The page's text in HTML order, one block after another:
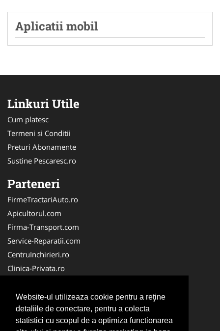
Website-ul utilizeaza cookie pentru a reţine
detaliile de conectare, pentru a colecta
statistici cu scopul de a optimiza functionarea
Aplicatii mobil
Linkuri Utile
Cum platesc
Termeni si Conditii
Preturi Abonamente
Sustine Pescaresc.ro
Parteneri
FirmeTractariAuto.ro
Apicultorul.com
Firma-Transport.com
Service-Reparatii.com
CentruInchirieri.ro
Clinica-Privata.ro
Servicii-DDD.com
Birouri-Cadastru.ro
Centru-Copiere.ro